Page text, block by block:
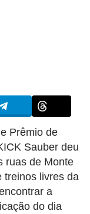
Prêmio de
Sauber deu
ruas de Monte
treinos livres da
a
do dia